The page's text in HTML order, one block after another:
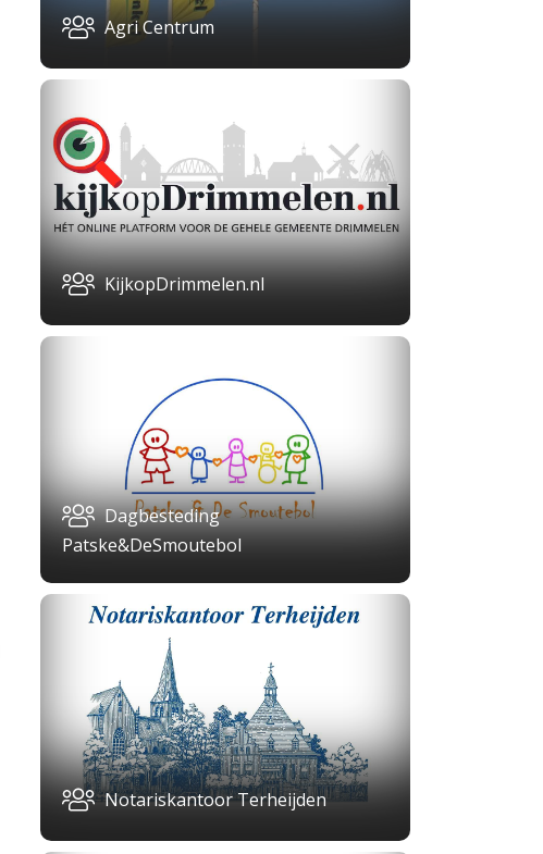
Agri Centrum
KijkopDrimmelen.nl
Dagbesteding
Patske&DeSmoutebol
Notariskantoor Terheijden